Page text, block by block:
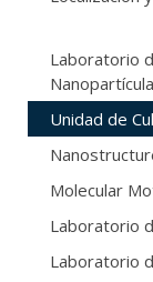
Laboratorio
Unidad de
Molecular
Laboratorio
Laboratorio